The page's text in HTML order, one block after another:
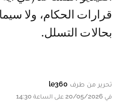
قرارات الحكام، ولا
بحالات التسلل.
تحرير من طرف le360
في 20/05/2026 على الساعة 14:30